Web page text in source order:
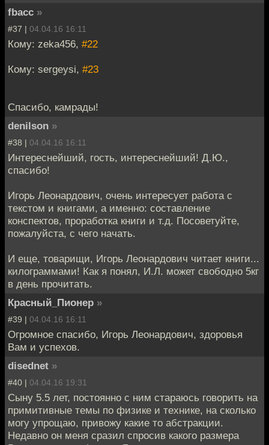
fbacc »
#37 | 04.04.16 16:11
Кому: zeka456, #22
Кому: sergeysi, #23
Спасибо, камрады!
denilson »
#38 | 04.04.16 16:11
Интереснейший, гость, интереснейший! Д.Ю.,
спасибо!
Игорь Леонардович, очень интересует работа с
текстом и книгами, а именно: составление
конспектов, проработка книги и т.д. Посоветуйте,
пожалуйста, с чего начать.
И еще, товарищи, Игорь Леонардович читает книги...
килограммами! Как я понял, И.Л. может свободно 5кг
в день прочитать.
Красный_Пионер »
#39 | 04.04.16 16:11
Огромное спасибо, Игорь Леонардович, здоровья
Вам и успехов.
disednet »
#40 | 04.04.16 19:31
Сыну 5.5 лет, постоянно с ним стараюсь говорить на
примитивные темы по физике и технике, на сколько
могу упрощаю, привожу какие то абстракции.
Недавно он меня сразил спросив какого размера